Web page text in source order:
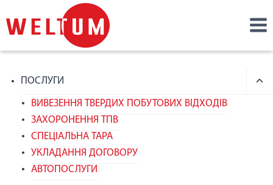
ПОСЛУГИ
ВИВЕЗЕННЯ ТВЕРДИХ ПОБУТОВИХ ВІДХОДІВ
ЗАХОРОНЕННЯ ТПВ
СПЕЦІАЛЬНА ТАРА
УКЛАДАННЯ ДОГОВОРУ
АВТОПОСЛУГИ